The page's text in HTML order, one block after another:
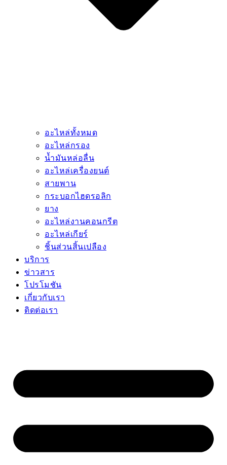
อะไหล่ทั้งหมด
อะไหล่กรอง
น้ำมันหล่อลื่น
อะไหล่เครื่องยนต์
สายพาน
กระบอกไฮดรอลิก
ยาง
อะไหล่งานคอนกรีต
อะไหล่เกียร์
ชิ้นส่วนสิ้นเปลือง
บริการ
ข่าวสาร
โปรโมชัน
เกี่ยวกับเรา
ติดต่อเรา